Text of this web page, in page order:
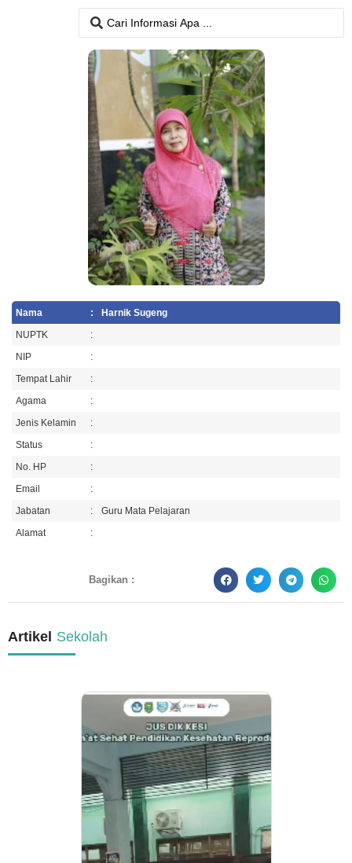
Nama :
Harnik Sugeng
NUPTK
:
NIP
:
Tempat Lahir
:
Agama
:
Jenis Kelamin
:
Status
:
No. HP
:
Email
:
Jabatan
:
Guru Mata Pelajaran
Alamat
:
Bagikan :
Artikel Sekolah